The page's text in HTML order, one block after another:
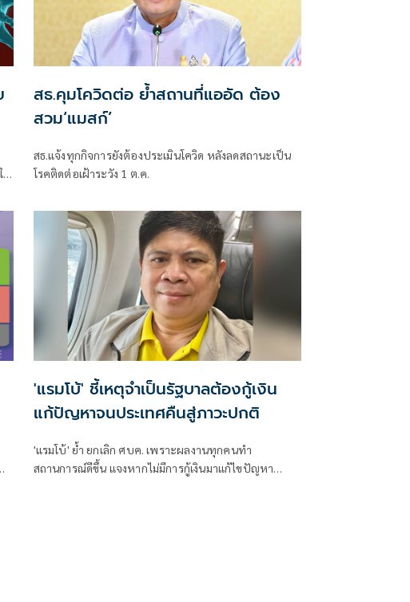
น
สธ.คุมโควิดต่อ ยํ้าสถานที่แออัด ต้อง
สวม‘แมสก์’
สธ.แจ้งทุกกิจการยังต้องประเมินโควิด หลังลดสถานะเป็น
โรคติดต่อเฝ้าระวัง 1 ต.ค.
'แรมโบ้' ชี้เหตุจำเป็นรัฐบาลต้องกู้เงิน
แก้ปัญหาจนประเทศคืนสู่ภาวะปกติ
'แรมโบ้' ย้ำ ยกเลิก ศบค. เพราะผลงานทุกคนทำ
สถานการณ์ดีขึ้น แจงหากไม่มีการกู้เงินมาแก้ไขปัญหา